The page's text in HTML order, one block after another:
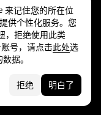
来记住您的所在位
供个性化服务。您
，拒绝使用此类
号，请点击此处选
据。
拒绝 明白了